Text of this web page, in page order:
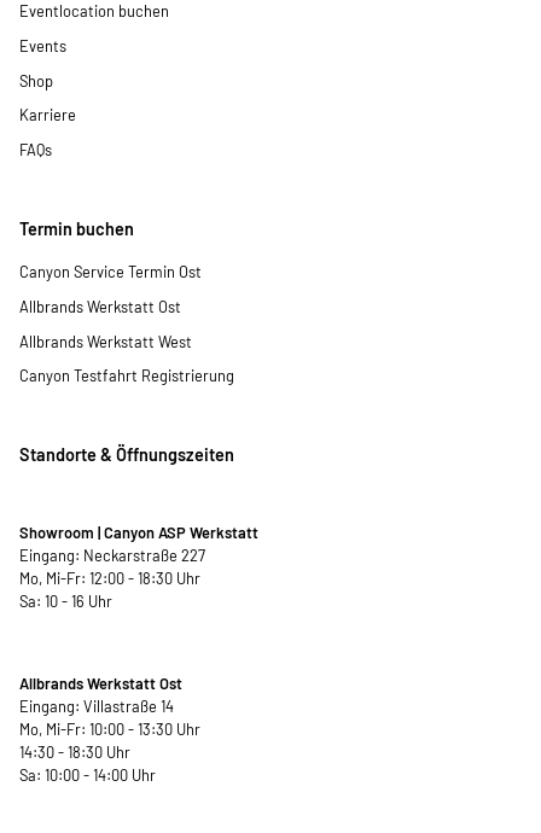
Eventlocation buchen
Events
Shop
Karriere
FAQs
Termin buchen
Canyon Service Termin Ost
Allbrands Werkstatt Ost
Allbrands Werkstatt West
Canyon Testfahrt Registrierung
Standorte & Öffnungszeiten
Showroom | Canyon ASP Werkstatt
Eingang: Neckarstraße 227
Mo, Mi-Fr: 12:00 - 18:30 Uhr
Sa: 10 - 16 Uhr
Allbrands Werkstatt Ost
Eingang: Villastraße 14
Mo, Mi-Fr: 10:00 - 13:30 Uhr
14:30 - 18:30 Uhr
Sa: 10:00 - 14:00 Uhr